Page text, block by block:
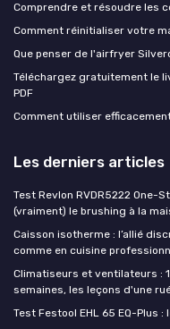
Comprendre et résoudre les
Comment réinitialiser votre
Que penser de l'airfryer
Téléchargez gratuitement le
PDF
Comment utiliser
Les derniers articles
Test Revlon RVDR5222 One-
(vraiment) le brushing à la
Caisson isotherme : l’allié
comme en cuisine
Climatiseurs et ventilateurs :
semaines, les leçons d'une
Test Festool EHL 65 EQ-Plus